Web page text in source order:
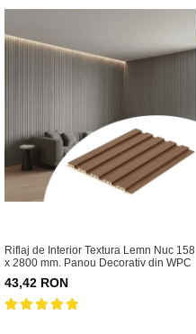
Riflaj de Interior Textura Lemn Nuc 158
x 2800 mm. Panou Decorativ din WPC
43,42 RON